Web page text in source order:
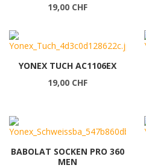
19,00 CHF
YONEX TUCH AC1106EX
19,00 CHF
BABOLAT SOCKEN PRO 360
MEN